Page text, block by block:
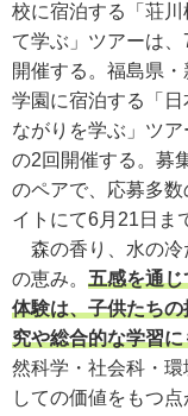
校に宿泊する「荘
て学ぶ」ツアーは
開催する。福島県
学園に宿泊する「
ながりを学ぶ」ツ
の2回開催する。募
のペアで、応募多
イトにて6月21日ま
森の香り、水の冷
の恵み。 五感を通
体験は、子供たち
究や総合的な学習に
然科学・社会科・環
しての価値をもつ